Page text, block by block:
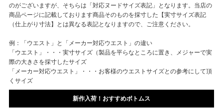
のがございますが、そちらは「対応ヌードサイズ表記」となります。当店の
商品ページに記載しております商品そのものを採寸した【実寸サイズ表記
（仕上がり寸法】とは異なる表記となりますので、ご注意ください。
例：「ウエスト」と「メーカー対応ウエスト」の違い
「ウエスト」・・・実寸サイズ（製品を平らなところに置き、メジャーで実
際の大きさを採寸したサイズ
「メーカー対応ウエスト」・・・お客様のウエストサイズとの参考にして頂
くサイズ
新作入荷！おすすめボトムス